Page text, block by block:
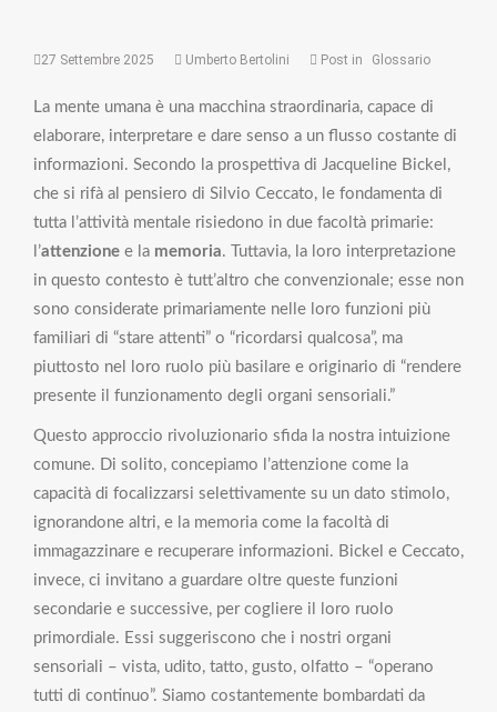
27 Settembre 2025 Umberto Bertolini Post in Glossario
La mente umana è una macchina straordinaria, capace di
elaborare, interpretare e dare senso a un flusso costante di
informazioni. Secondo la prospettiva di Jacqueline Bickel,
che si rifà al pensiero di Silvio Ceccato, le fondamenta di
tutta l’attività mentale risiedono in due facoltà primarie:
l’attenzione e la memoria. Tuttavia, la loro interpretazione
in questo contesto è tutt’altro che convenzionale; esse non
sono considerate primariamente nelle loro funzioni più
familiari di “stare attenti” o “ricordarsi qualcosa”, ma
piuttosto nel loro ruolo più basilare e originario di “rendere
presente il funzionamento degli organi sensoriali.”
Questo approccio rivoluzionario sfida la nostra intuizione
comune. Di solito, concepiamo l’attenzione come la
capacità di focalizzarsi selettivamente su un dato stimolo,
ignorandone altri, e la memoria come la facoltà di
immagazzinare e recuperare informazioni. Bickel e Ceccato,
invece, ci invitano a guardare oltre queste funzioni
secondarie e successive, per cogliere il loro ruolo
primordiale. Essi suggeriscono che i nostri organi
sensoriali – vista, udito, tatto, gusto, olfatto – “operano
tutti di continuo”. Siamo costantemente bombardati da